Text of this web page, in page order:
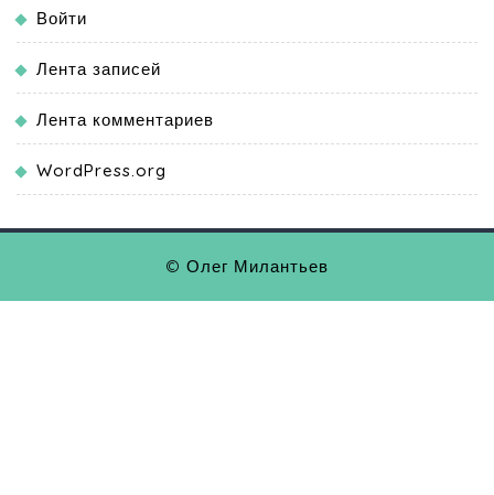
Войти
Лента записей
Лента комментариев
WordPress.org
© Олег Милантьев